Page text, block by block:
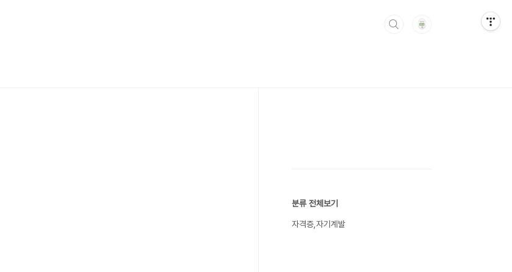
분류 전체보기
자격증,자기계발